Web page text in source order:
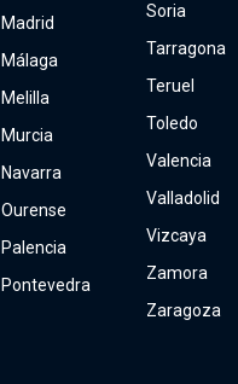
Madrid
Málaga
Melilla
Murcia
Navarra
Ourense
Palencia
Pontevedra
Soria
Tarragona
Teruel
Toledo
Valencia
Valladolid
Vizcaya
Zamora
Zaragoza